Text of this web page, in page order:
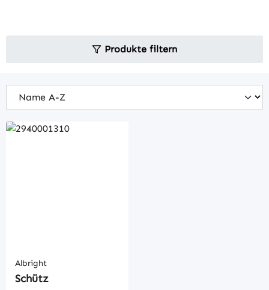
Produkte filtern
Albright
Schütz